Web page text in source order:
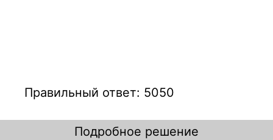
Правильный ответ: 5050
Подробное решение